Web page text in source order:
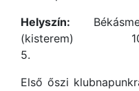
Helyszín:
(kisterem) 1039
5.
Első őszi